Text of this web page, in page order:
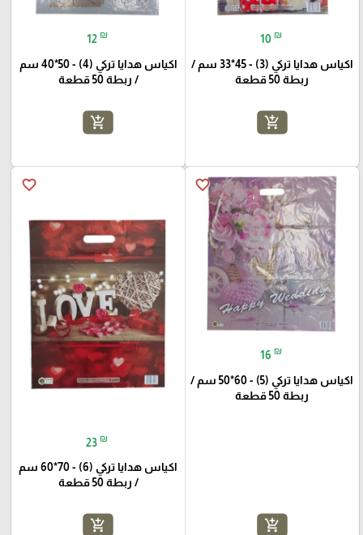
10 ₪
اكياس هدايا تركي (3) - 45*33 سم /
ربطة 50 قطعة
add_shopping_cart
12 ₪
اكياس هدايا تركي (4) - 50*40 سم
/ ربطة 50 قطعة
add_shopping_cart
favorite_border
16 ₪
اكياس هدايا تركي (5) - 60*50 سم /
ربطة 50 قطعة
add_shopping_cart
favorite_border
23 ₪
اكياس هدايا تركي (6) - 70*60 سم
/ ربطة 50 قطعة
add_shopping_cart